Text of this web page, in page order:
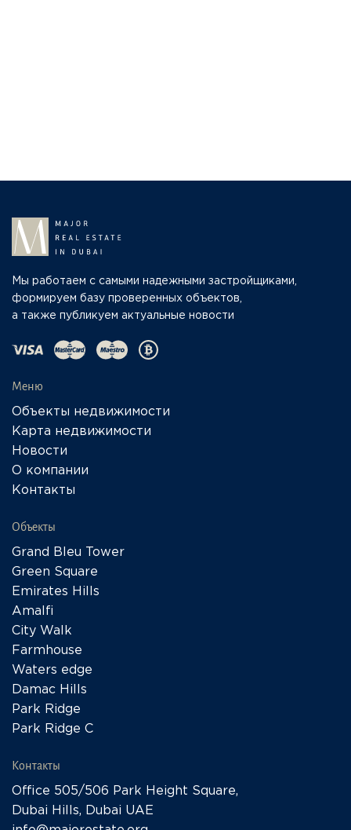
Мы работаем с самыми надежными застройщиками,
формируем базу проверенных объектов,
а также публикуем актуальные новости
Меню
Объекты недвижимости
Карта недвижимости
Новости
О компании
Контакты
Объекты
Grand Bleu Tower
Green Square
Emirates Hills
Amalfi
City Walk
Farmhouse
Waters edge
Damac Hills
Park Ridge
Park Ridge C
Контакты
Office 505/506 Park Height Square,
Dubai Hills, Dubai UAE